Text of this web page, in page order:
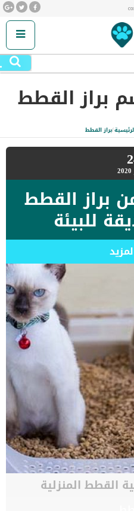
براز القطط
/براز القطط
2020
براز القطط
للبيئة
القطط المنزلية